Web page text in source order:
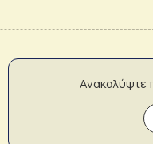
Ανακαλύψτε